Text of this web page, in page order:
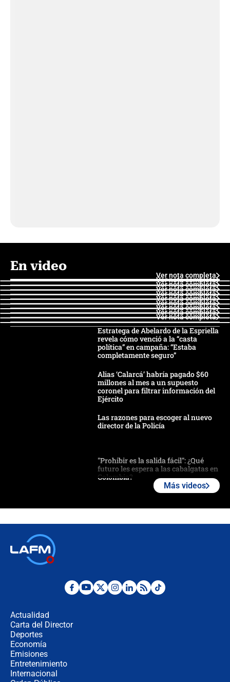
En video
Ver nota completa
Ver nota completa
Ver nota completa
Ver nota completa
Ver nota completa
Ver nota completa
Ver nota completa
Ver nota completa
Ver nota completa
Ver nota completa
Estratega de Abelardo de la Espriella
revela cómo venció a la “casta
política” en campaña: “Estaba
completamente seguro”
Alias ‘Calarcá’ habría pagado $60
millones al mes a un supuesto
coronel para filtrar información del
Ejército
Las razones para escoger al nuevo
director de la Policía
"Prohibir es la salida fácil": ¿Qué
futuro les espera a las cabalgatas en
Colombia?
Tras su posesión, presidente De la
Más videos
Actualidad
Carta del Director
Deportes
Economía
Emisiones
Entretenimiento
Internacional